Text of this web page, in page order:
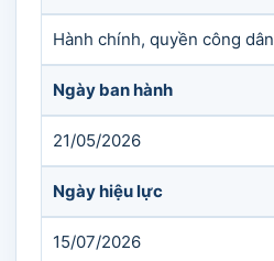
Hành chính, quyền công dân
Ngày ban hành
21/05/2026
Ngày hiệu lực
15/07/2026